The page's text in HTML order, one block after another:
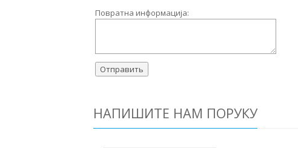
Повратна информација:
НАПИШИТЕ НАМ ПОРУКУ